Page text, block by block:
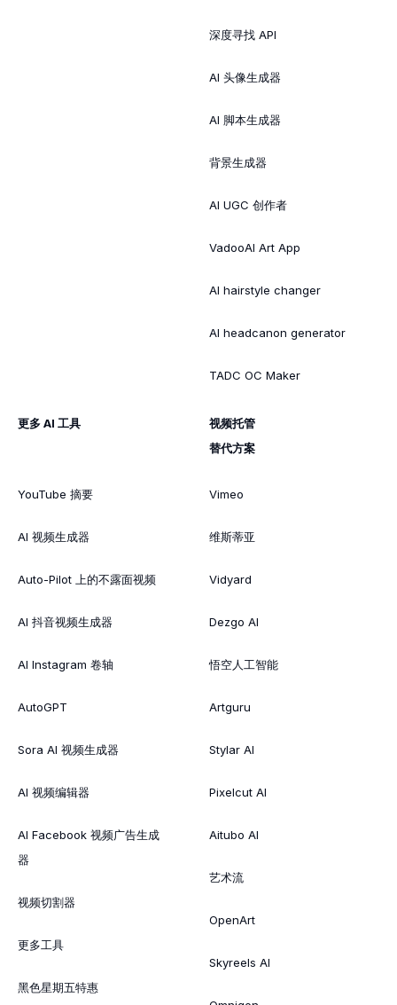
深度寻找 API
AI 头像生成器
AI 脚本生成器
背景生成器
AI UGC 创作者
VadooAI Art App
AI hairstyle changer
AI headcanon generator
TADC OC Maker
更多 AI 工具
YouTube 摘要
AI 视频生成器
Auto-Pilot 上的不露面视频
AI 抖音视频生成器
AI Instagram 卷轴
AutoGPT
Sora AI 视频生成器
AI 视频编辑器
AI Facebook 视频广告生成
器
视频切割器
更多工具
黑色星期五特惠
视频托管
替代方案
Vimeo
维斯蒂亚
Vidyard
Dezgo AI
悟空人工智能
Artguru
Stylar AI
Pixelcut AI
Aitubo AI
艺术流
OpenArt
Skyreels AI